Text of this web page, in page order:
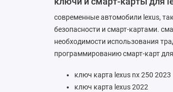
современные автомобили lexus,
безопасности и смарт-картами.
необходимости использования
программированию смарт-карт
ключ карта lexus nx 250 2023
ключ карта lexus 2022